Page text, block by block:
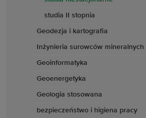
studia II stopnia
Geodezja i kartografia
Inżynieria surowców mineralnych
Geoinformatyka
Geoenergetyka
Geologia stosowana
bezpieczeństwo i higiena pracy